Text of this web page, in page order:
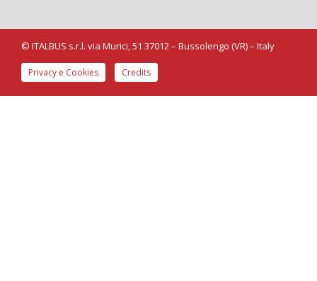
© ITALBUS s.r.l. via Murici, 51 37012 – Bussolengo (VR) – Italy
Privacy e Cookies Credits